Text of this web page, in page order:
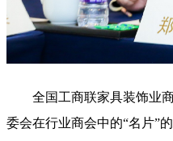
全国工商联家具装饰业商
委会在行业商会中的“名片”